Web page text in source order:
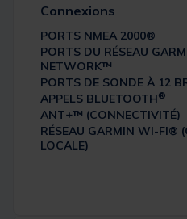
Connexions
PORTS NMEA 2000®
PORTS DU RÉSEAU
NETWORK™
PORTS DE SONDE À 12
APPELS BLUETOOTH®
ANT+™ (CONNECTIVITÉ)
RÉSEAU GARMIN WI-FI®
LOCALE)